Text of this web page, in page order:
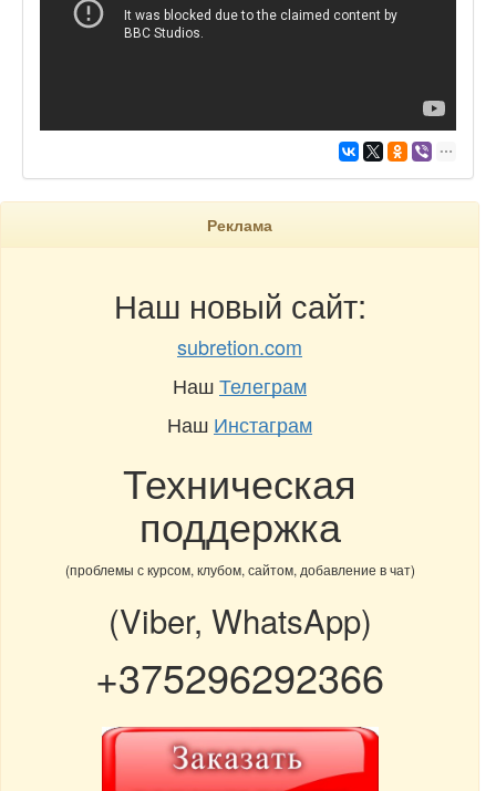
Реклама
Наш новый сайт:
subretion.com
НашТелеграм
Наш Инстаграм
Техническая
поддержка
(проблемы с курсом, клубом, сайтом, добавление в чат)
(Viber, WhatsApp)
+375296292366